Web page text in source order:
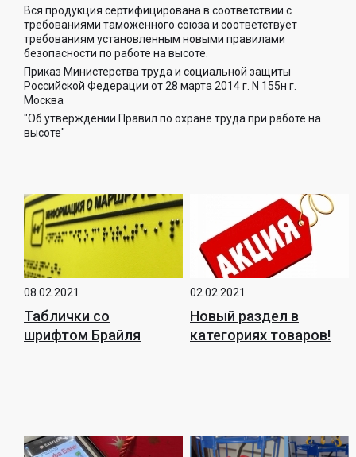
Вся продукция сертифицирована в соответствии с
требованиями таможенного союза и соответствует
требованиям установленным новыми правилами
безопасности по работе на высоте.
Приказ Министерства труда и социальной защиты
Российской Федерации от 28 марта 2014 г. N 155н г.
Москва
"Об утверждении Правил по охране труда при работе на
высоте"
08.02.2021
Таблички со
шрифтом Брайля
02.02.2021
Новый раздел в
категориях товаров!